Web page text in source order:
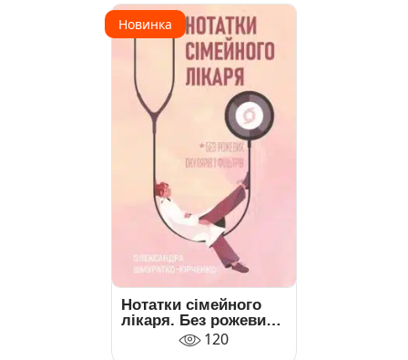
Новинка
Нотатки сімейного
лікаря. Без рожевих
окулярів і фільтрів
120